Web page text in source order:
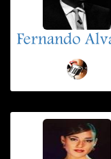
Fernando